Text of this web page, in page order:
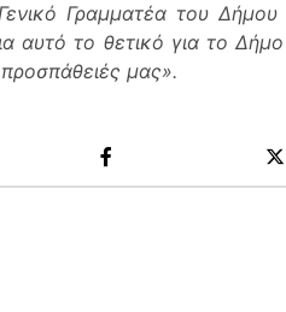
Γραμματέα του Δήμου
αυτό το θετικό για το
μας».